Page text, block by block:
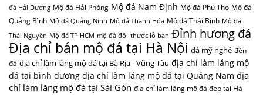
đá Hải Dương Mộ đá Hải Phòng Mộ đá Nam Định Mộ đá Phú Thọ Mộ đá
Quảng Bình Mộ đá Quảng Ninh Mộ đá Thanh Hóa Mộ đá Thái Bình Mộ đá
Thái Nguyên Mộ đá TP HCM mộ đá đôi thước lỗ ban Đỉnh hương đá
Địa chỉ bán mộ đá tại Hà Nội đá mỹ nghệ đèn
đá địa chỉ làm lăng mộ đá tại Bà Rịa - Vũng Tàu địa chỉ làm lăng mộ
đá tại bình dương địa chỉ làm lăng mộ đá tại Quảng Nam địa
chỉ làm lăng mộ đá tại Sài Gòn địa chỉ làm lăng mộ đá đẹp tại Hà